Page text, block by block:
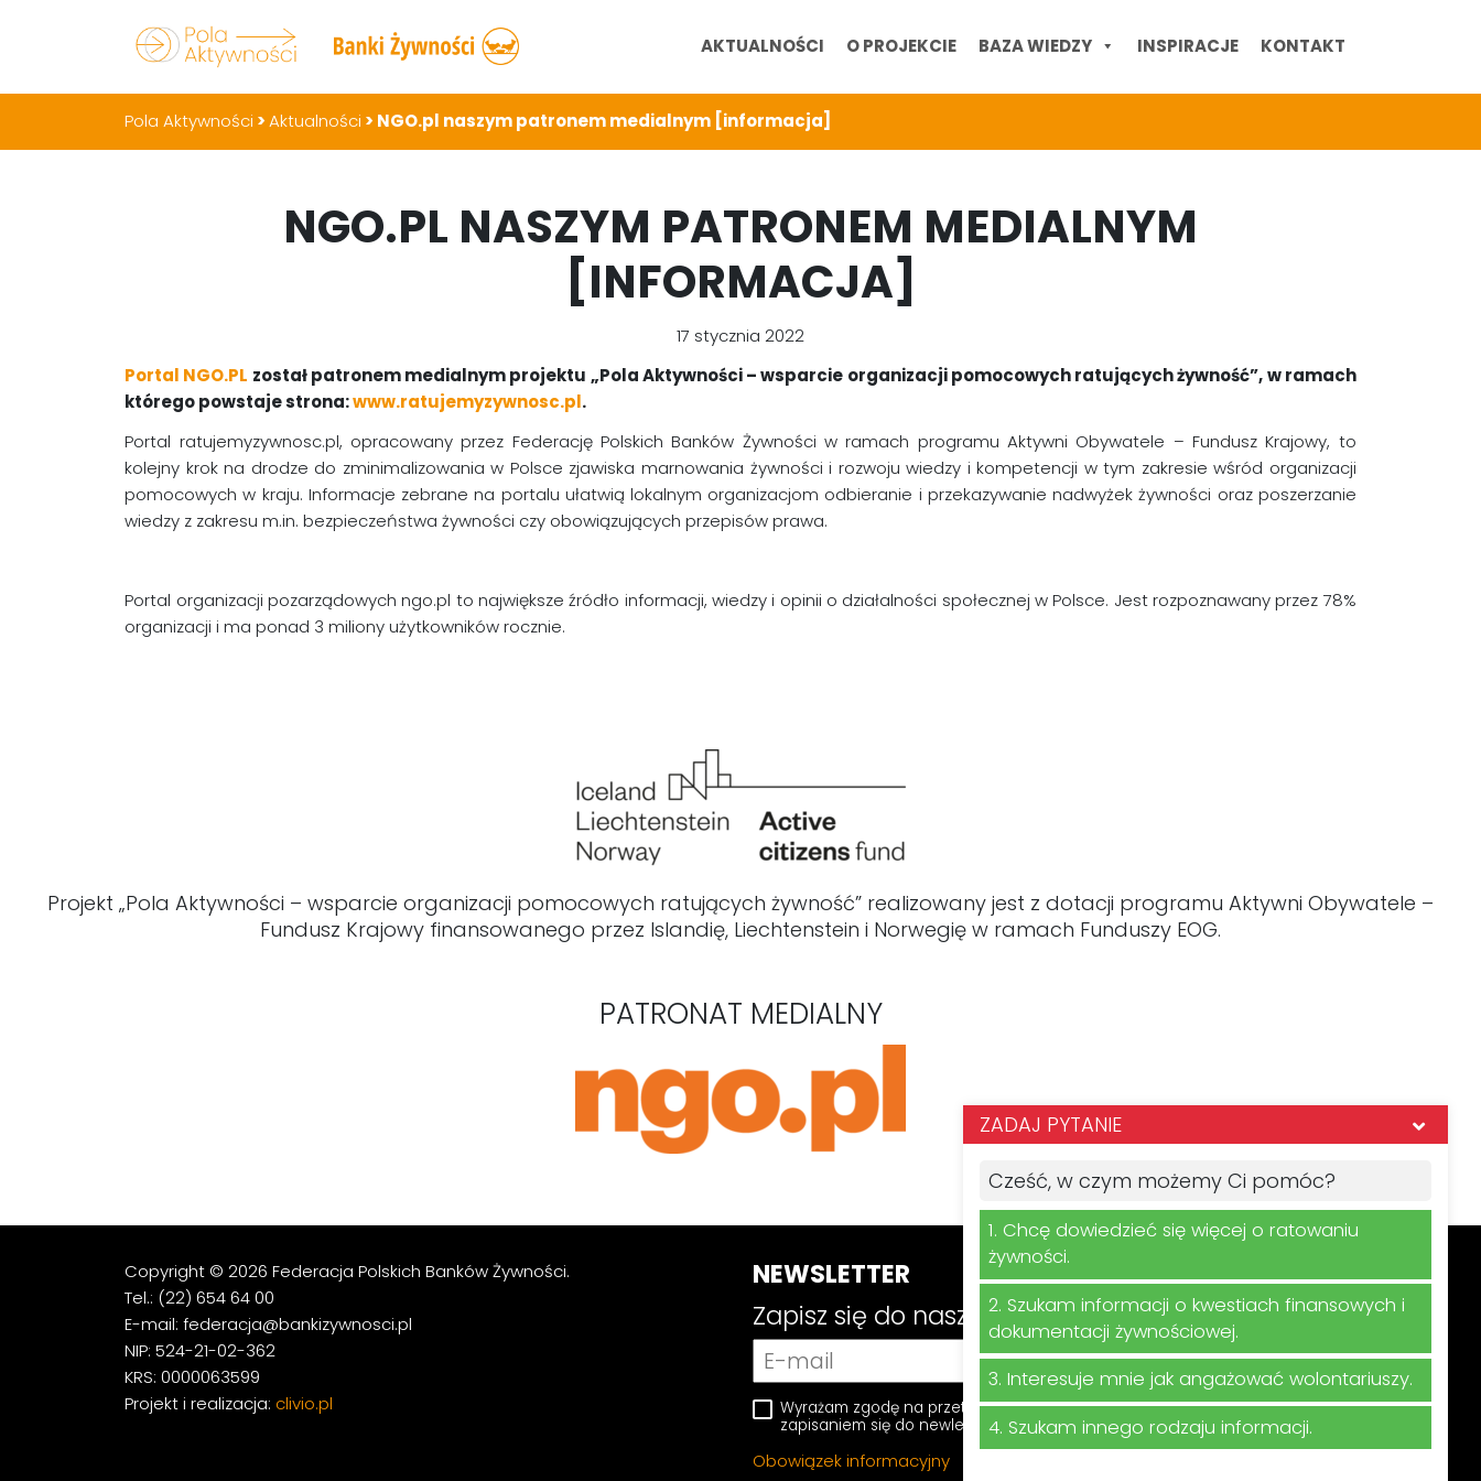
AKTUALNOŚCI O PROJEKCIE BAZA WIEDZY INSPIRACJE KONTAKT
Pola Aktywności >Aktualności > NGO.pl naszym patronem medialnym [informacja]
NGO.PL NASZYM PATRONEM MEDIALNYM
[INFORMACJA]
17 stycznia 2022
Portal NGO.PL został patronem medialnym projektu „Pola Aktywności – wsparcie organizacji pomocowych ratujących żywność”, w ramach
którego powstaje strona:www.ratujemyzywnosc.pl.
Portal ratujemyzywnosc.pl, opracowany przez Federację Polskich Banków Żywności w ramach programu Aktywni Obywatele – Fundusz Krajowy, to
kolejny krok na drodze do zminimalizowania w Polsce zjawiska marnowania żywności i rozwoju wiedzy i kompetencji w tym zakresie wśród organizacji
pomocowych w kraju. Informacje zebrane na portalu ułatwią lokalnym organizacjom odbieranie i przekazywanie nadwyżek żywności oraz poszerzanie
wiedzy z zakresu m.in. bezpieczeństwa żywności czy obowiązujących przepisów prawa.
Portal organizacji pozarządowych ngo.pl to największe źródło informacji, wiedzy i opinii o działalności społecznej w Polsce. Jest rozpoznawany przez 78%
organizacji i ma ponad 3 miliony użytkowników rocznie.
Projekt „Pola Aktywności – wsparcie organizacji pomocowych ratujących żywność” realizowany jest z dotacji programu Aktywni Obywatele –
Fundusz Krajowy finansowanego przez Islandię, Liechtenstein i Norwegię w ramach Funduszy EOG.
PATRONAT MEDIALNY
Copyright © 2026 Federacja Polskich Banków Żywności.
Tel.: (22) 654 64 00
E-mail: federacja@bankizywnosci.pl
NIP: 524-21-02-362
KRS: 0000063599
Projekt i realizacja: clivio.pl
NEWSLETTER
Zapisz się do naszego newslettera
Wyrażam zgodę na przetwarzanie danych osobowych w związku z
zapisaniem się do newlettera
Obowiązek informacyjny
ZADAJ PYTANIE
Cześć, w czym możemy Ci pomóc?
1. Chcę dowiedzieć się więcej o ratowaniu
żywności.
2. Szukam informacji o kwestiach finansowych i
dokumentacji żywnościowej.
3. Interesuje mnie jak angażować wolontariuszy.
4. Szukam innego rodzaju informacji.